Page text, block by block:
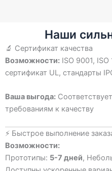
Наши
🔬 Сертификат качества
Возможности: ISO 9001,
сертификат UL, стандарты
Ваша выгода:
требованиям к качеству
⚡ Быстрое выполнение
Возможности:
Прототипы: 5-7 дней,